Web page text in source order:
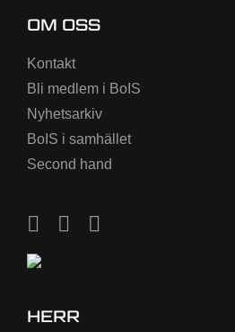
OM OSS
Kontakt
Bli medlem i BoIS
Nyhetsarkiv
BoIS i samhället
Second hand
HERR